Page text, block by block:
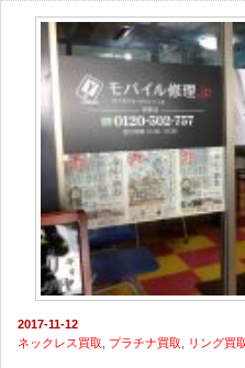
2017-11-12
ネックレス買取, プラチナ買取, リング買